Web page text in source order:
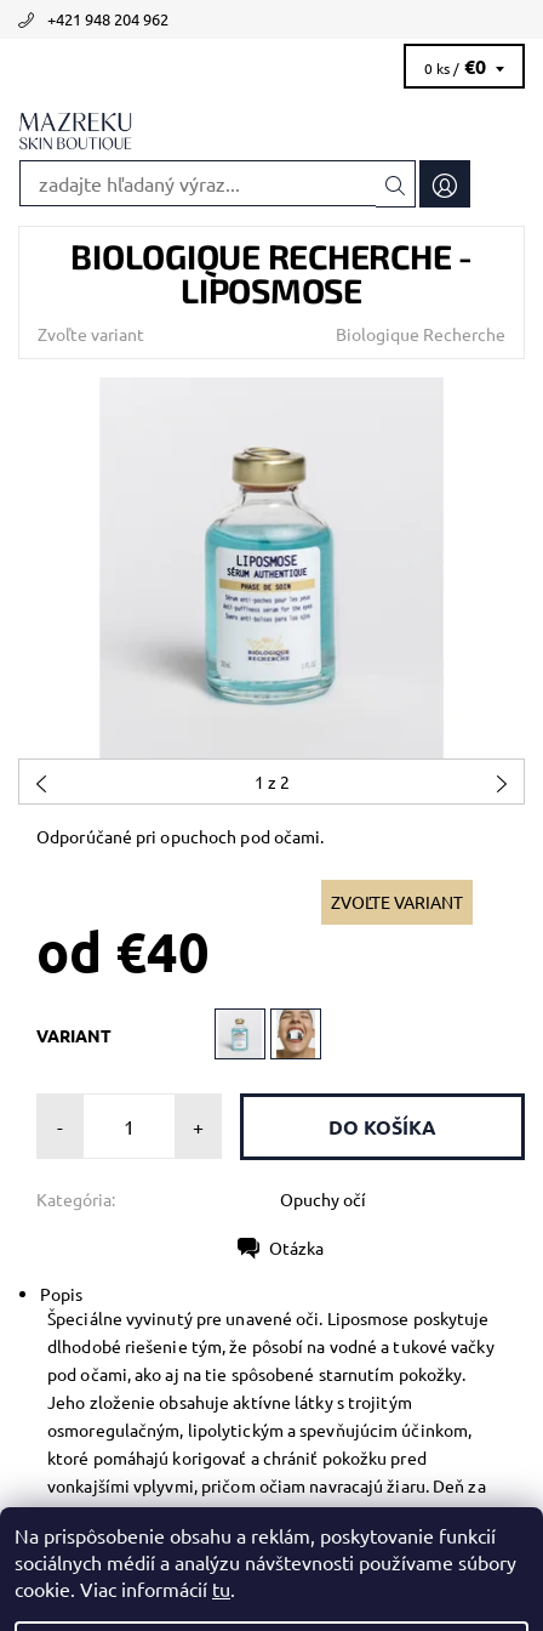
+421 948 204 962
0 ks / €0
BIOLOGIQUE RECHERCHE -
LIPOSMOSE
Zvoľte variant Biologique Recherche
1 z 2
Odporúčané pri opuchoch pod očami.
ZVOĽTE VARIANT
od €40
VARIANT
- +
Kategória: Opuchy očí
Otázka
Popis
Špeciálne vyvinutý pre unavené oči. Liposmose poskytuje
dlhodobé riešenie tým, že pôsobí na vodné a tukové vačky
pod očami, ako aj na tie spôsobené starnutím pokožky.
Jeho zloženie obsahuje aktívne látky s trojitým
osmoregulačným, lipolytickým a spevňujúcim účinkom,
ktoré pomáhajú korigovať a chrániť pokožku pred
vonkajšími vplyvmi, pričom očiam navracajú žiaru. Deň za
dňom sa objem opuchov zmenšuje, oči sú oživené a
kontúra očí vyhladená.
Na prispôsobenie obsahu a reklám, poskytovanie funkcií
sociálnych médií a analýzu návštevnosti používame súbory
cookie. Viac informácií tu.